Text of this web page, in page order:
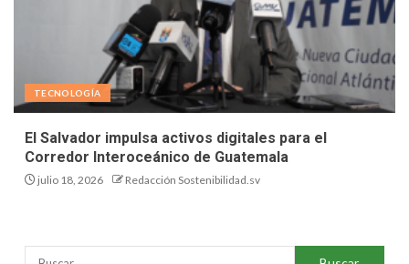
TECNOLOGÍA
El Salvador impulsa activos digitales para el
Corredor Interoceánico de Guatemala
julio 18, 2026 Redacción Sostenibilidad.sv